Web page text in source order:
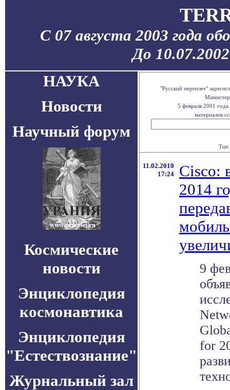
С 07 августа 2003 года
До
НАУКА
Новости
Научный форум
Космические
новости
Энциклопедия
космонавтика
Энциклопедия
"Естествознание"
Журнальный зал
"Русский переплет"
5 февраля 2001
материалов
Тип
11.02.2010
17:24
Cisco:
2014
9
for